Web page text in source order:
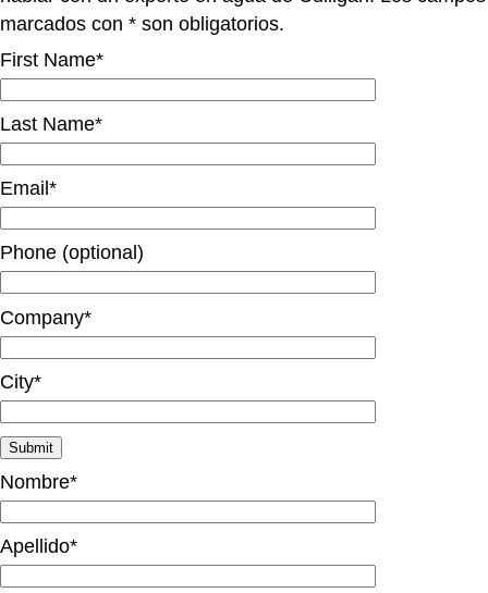
marcados con * son obligatorios.
First Name*
Last Name*
Email*
Phone (optional)
Company*
City*
Nombre*
Apellido*